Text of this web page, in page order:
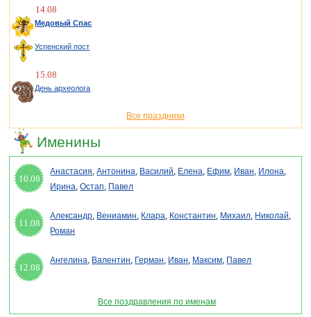
14.08
Медовый Спас
Успенский пост
15.08
День археолога
Все праздники
Именины
10.08
Анастасия,Антонина, Василий, Елена, Ефим, Иван, Илона,
Ирина,Остап, Павел
11.08
Александр, Вениамин, Клара, Константин, Михаил, Николай,
Роман
12.08
Ангелина, Валентин, Герман, Иван, Максим, Павел
Все поздравления по именам